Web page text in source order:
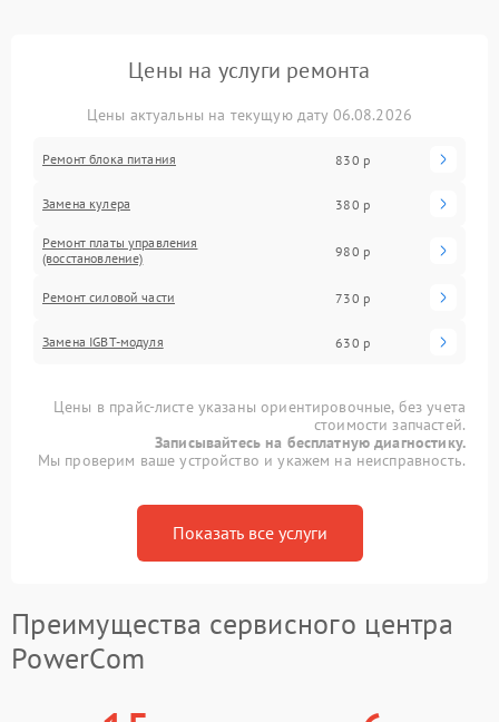
Цены на услуги ремонта
Цены актуальны на текущую дату 06.08.2026
Ремонт блока питания 830 р
Замена кулера 380 р
Ремонт платы управления
(восстановление)
980 р
Ремонт силовой части 730 р
Замена IGBT-модуля 630 р
Цены в прайс-листе указаны ориентировочные, без учета
стоимости запчастей.
Записывайтесь на бесплатную диагностику.
Мы проверим ваше устройство и укажем на неисправность.
Показать все услуги
Преимущества сервисного центра
PowerCom